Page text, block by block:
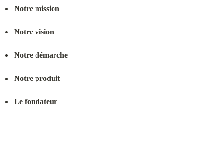
Notre mission
Notre vision
Notre démarche
Notre produit
Le fondateur